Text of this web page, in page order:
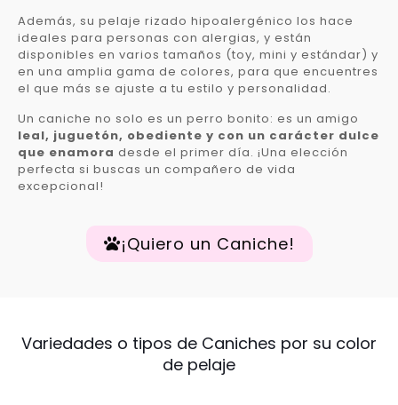
Además, su pelaje rizado hipoalergénico los hace
ideales para personas con alergias, y están
disponibles en varios tamaños (toy, mini y estándar) y
en una amplia gama de colores, para que encuentres
el que más se ajuste a tu estilo y personalidad.
Un caniche no solo es un perro bonito: es un amigo
leal, juguetón, obediente y con un carácter dulce
que enamora desde el primer día. ¡Una elección
perfecta si buscas un compañero de vida
excepcional!
¡Quiero un Caniche!
Variedades o tipos de Caniches por su color
de pelaje